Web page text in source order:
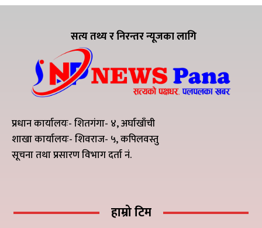
सत्य तथ्य र निरन्तर न्यूजका लागि
प्रधान कार्यालयः- शितगंगा- ४, अर्घाखाँची
शाखा कार्यालयः- शिवराज- ५, कपिलवस्तु
सूचना तथा प्रसारण विभाग दर्ता नं.
हाम्रो टिम